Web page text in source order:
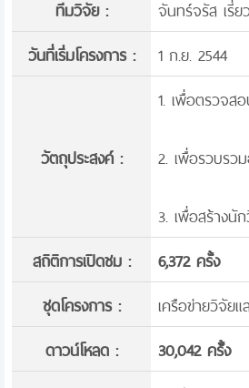
ทีมวิจัย :
จันทร์จรัส เรี่ย
วันที่เริ่มโครงการ :
1 ก.ย. 2544
วัตถุประสงค์ :
1. เพื่อตรวจส
2. เพื่อรวบรว
3. เพื่อสร้างนั
สถิติการเปิดชม :
6,372 ครั้ง
ชุดโครงการ :
เครือข่ายวิจัย
ดาวน์โหลด :
30,042 ครั้้ง